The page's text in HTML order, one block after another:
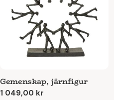
Gemenskap, järnfigur
Ordinarie
1 049,00 kr